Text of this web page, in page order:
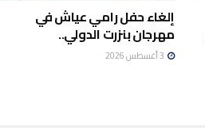
إلغاء حفل رامي عياش في
مهرجان بنزرت الدولي..